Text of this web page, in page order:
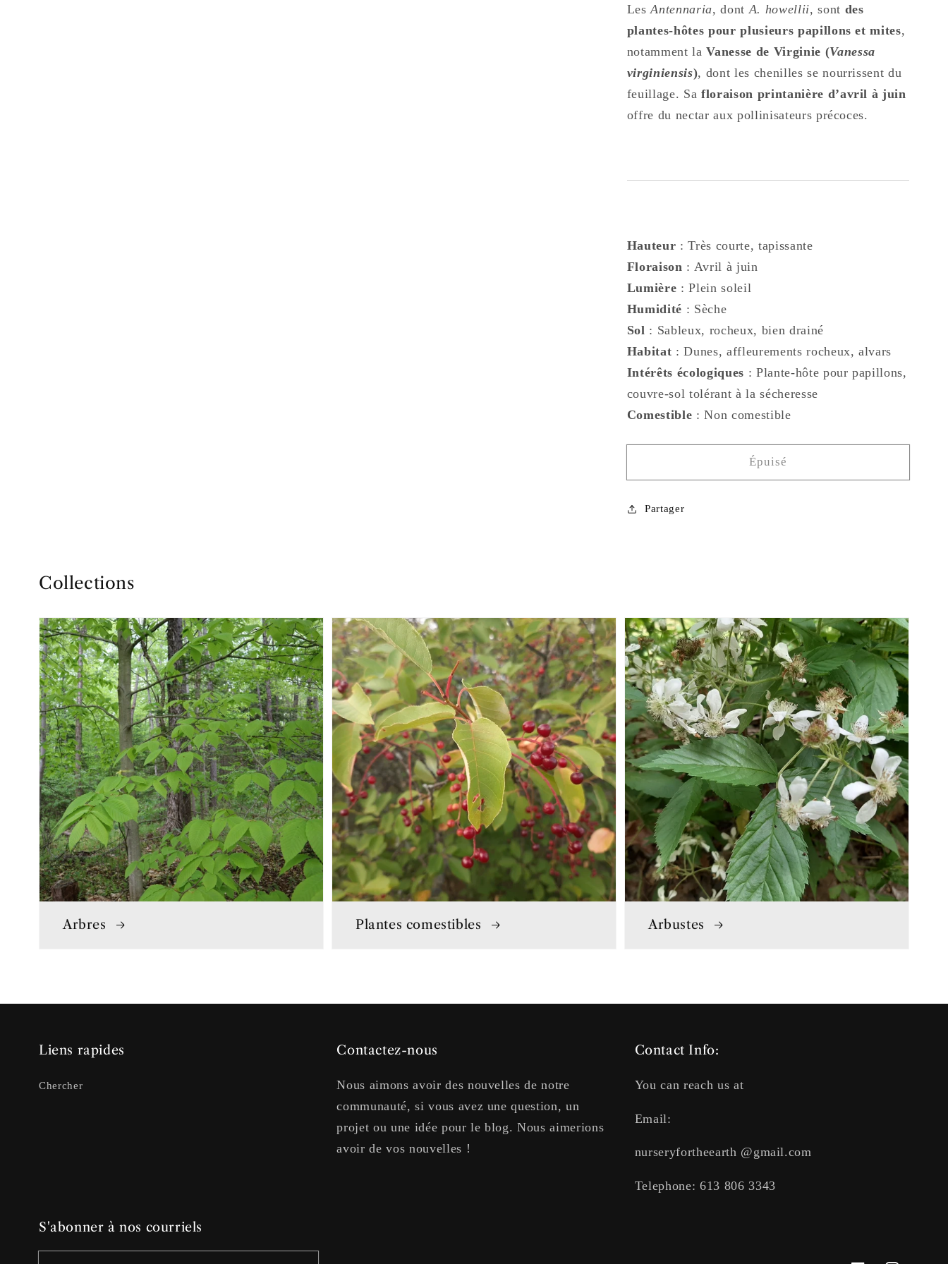
LesAntennaria, dontA. howellii, sont des
plantes-hôtes pour plusieurs papillons et mites,
notamment laVanesse de Virginie (Vanessa
virginiensis), dont les chenilles se nourrissent du
feuillage. Sa floraison printanière d’avril à juin
offre du nectar aux pollinisateurs précoces.
Hauteur : Très courte, tapissante
Floraison : Avril à juin
Lumière : Plein soleil
Humidité : Sèche
Sol : Sableux, rocheux, bien drainé
Habitat : Dunes, affleurements rocheux, alvars
Intérêts écologiques : Plante-hôte pour papillons,
couvre-sol tolérant à la sécheresse
Comestible : Non comestible
Épuisé
Partager
Collections
Arbres Plantes comestibles Arbustes
Liens rapides
Chercher
Contactez-nous
Nous aimons avoir des nouvelles de notre
communauté, si vous avez une question, un
projet ou une idée pour le blog. Nous aimerions
avoir de vos nouvelles !
Contact Info:
You can reach us at
Email:
nurseryfortheearth @gmail.com
Telephone: 613 806 3343
S'abonner à nos courriels